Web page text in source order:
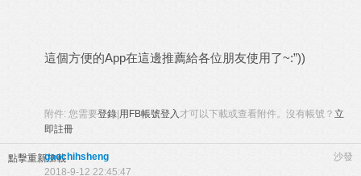
這個方便的App在這邊推薦給各位朋友使用了~:”))
附件: 您需要登錄 用FB帳號登入才可以下載或查看附件。沒有帳號？ 立
即註冊
點擊重新加載 沙發
gaochihsheng
2018-9-12 22:45:47